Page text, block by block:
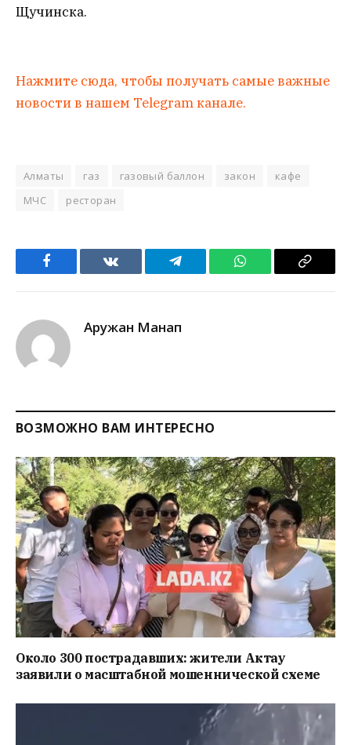
Щучинска.
Нажмите сюда, чтобы получать самые важные
новости в нашем Telegram канале.
Алматы газ газовый баллон закон
кафе
МЧС
ресторан
Facebook VKontakteTelegram WhatsApp Copy
Аружан Манап
ВОЗМОЖНО ВАМ ИНТЕРЕСНО
Около 300 пострадавших: жители Актау
заявили о масштабной мошеннической схеме